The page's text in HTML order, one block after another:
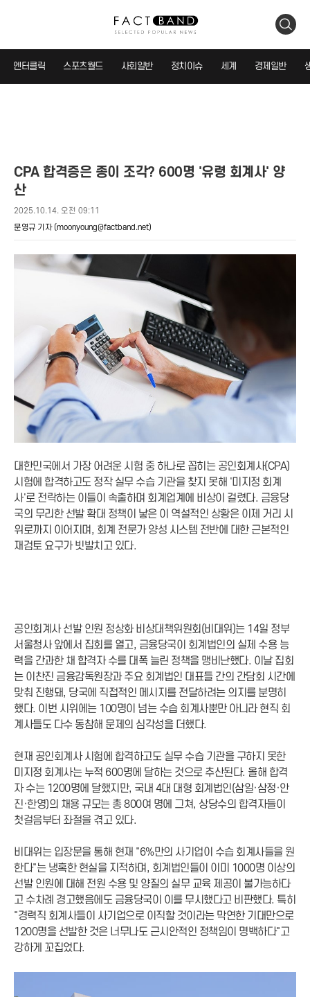
검
엔터클릭 스포츠월드 사회일반 정치이슈 세계 경제일반
CPA 합격증은 종이 조각? 600명 '유령 회계사' 양
산
2025.10.14. 오전 09:11
문영규 기자 (moonyoung@factband.net)
대한민국에서 가장 어려운 시험 중 하나로 꼽히는 공인회계사(CPA)
시험에 합격하고도 정작 실무 수습 기관을 찾지 못해 '미지정 회계
사'로 전락하는 이들이 속출하며 회계업계에 비상이 걸렸다. 금융당
국의 무리한 선발 확대 정책이 낳은 이 역설적인 상황은 이제 거리 시
위로까지 이어지며, 회계 전문가 양성 시스템 전반에 대한 근본적인
재검토 요구가 빗발치고 있다.
공인회계사 선발 인원 정상화 비상대책위원회(비대위)는 14일 정부
서울청사 앞에서 집회를 열고, 금융당국이 회계법인의 실제 수용 능
력을 간과한 채 합격자 수를 대폭 늘린 정책을 맹비난했다. 이날 집회
는 이찬진 금융감독원장과 주요 회계법인 대표들 간의 간담회 시간에
맞춰 진행돼, 당국에 직접적인 메시지를 전달하려는 의지를 분명히
했다. 이번 시위에는 100명이 넘는 수습 회계사뿐만 아니라 현직 회
계사들도 다수 동참해 문제의 심각성을 더했다.
현재 공인회계사 시험에 합격하고도 실무 수습 기관을 구하지 못한
미지정 회계사는 누적 600명에 달하는 것으로 추산된다. 올해 합격
자 수는 1200명에 달했지만, 국내 4대 대형 회계법인(삼일·삼정·안
진·한영)의 채용 규모는 총 800여 명에 그쳐, 상당수의 합격자들이
첫걸음부터 좌절을 겪고 있다.
비대위는 입장문을 통해 현재 "6%만의 사기업이 수습 회계사들을 원
한다"는 냉혹한 현실을 지적하며, 회계법인들이 이미 1000명 이상의
선발 인원에 대해 전원 수용 및 양질의 실무 교육 제공이 불가능하다
고 수차례 경고했음에도 금융당국이 이를 무시했다고 비판했다. 특히
"경력직 회계사들이 사기업으로 이직할 것이라는 막연한 기대만으로
1200명을 선발한 것은 너무나도 근시안적인 정책임이 명백하다"고
강하게 꼬집었다.